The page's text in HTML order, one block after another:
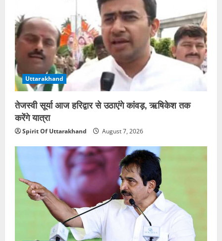
Uttarakhand
तेजस्वी सूर्या आज हरिद्वार से उठाएंगे कांवड़, ऋषिकेश तक
करेंगे यात्रा
Spirit Of Uttarakhand August 7, 2026